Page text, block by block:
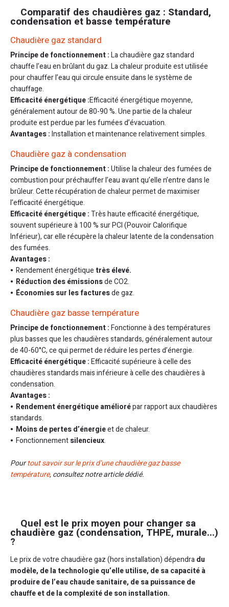
Comparatif des chaudières gaz : Standard,
condensation et basse température
Chaudière gaz standard
Principe de fonctionnement :La chaudière gaz standard
chauffe l’eau en brûlant du gaz. La chaleur produite est utilisée
pour chauffer l’eau qui circule ensuite dans le système de
chauffage.
Efficacité énergétique :Efficacité énergétique moyenne,
généralement autour de 80-90 %. Une partie de la chaleur
produite est perdue par les fumées d’évacuation.
Avantages :Installation et maintenance relativement simples.
Chaudière gaz à condensation
Principe de fonctionnement :Utilise la chaleur des fumées de
combustion pour préchauffer l’eau avant qu’elle n’entre dans le
brûleur. Cette récupération de chaleur permet de maximiser
l’efficacité énergétique.
Efficacité énergétique :Très haute efficacité énergétique,
souvent supérieure à 100 % sur PCI (Pouvoir Calorifique
Inférieur), car elle récupère la chaleur latente de la condensation
des fumées.
Avantages :
Rendement énergétique très élevé.
Réduction des émissionsde CO2.
Économies sur les facturesde gaz.
Chaudière gaz basse température
Principe de fonctionnement :Fonctionne à des températures
plus basses que les chaudières standards, généralement autour
de 40-60°C, ce qui permet de réduire les pertes d’énergie.
Efficacité énergétique :Efficacité supérieure à celle des
chaudières standards mais inférieure à celle des chaudières à
condensation.
Avantages :
Rendement énergétique améliorépar rapport aux chaudières
standards.
Moins de pertes d’énergieet de chaleur.
Fonctionnementsilencieux.
Pourtout savoir sur le prix d’une chaudière gaz basse
température, consultez notre article dédié.
Quel est le prix moyen pour changer sa
chaudière gaz (condensation, THPE, murale...)
?
Le prix de votre chaudière gaz (hors installation) dépendradu
modèle, de la technologie qu’elle utilise, de sa capacité à
produire de l’eau chaude sanitaire, de sa puissance de
chauffe et de la complexité de son installation.